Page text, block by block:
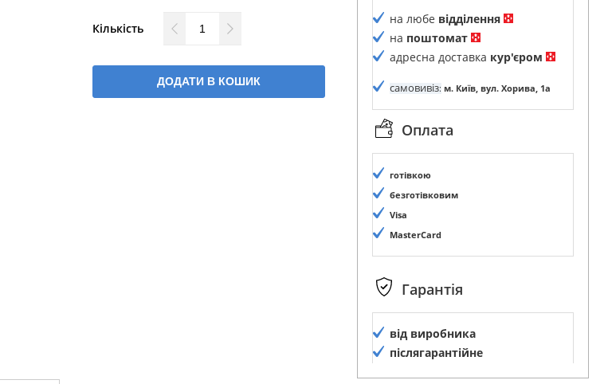
Кількість
ДОДАТИ В КОШИК
на любе відділення
на поштомат
адресна доставка кур'єром
самовивіз: м. Київ, вул. Хорива, 1а
Оплата
готівкою
безготівковим
Visa
MasterCard
Гарантія
від виробника
післягарантійне